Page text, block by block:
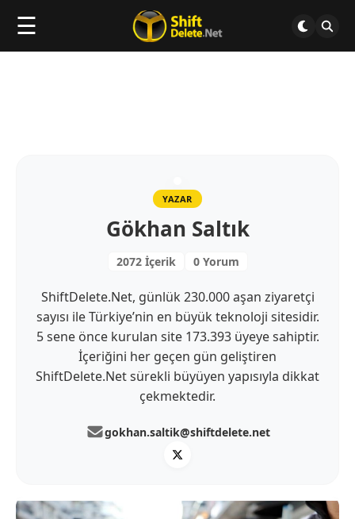
☰
YAZAR
Gökhan Saltık
2072 İçerik 0 Yorum
ShiftDelete.Net, günlük 230.000 aşan ziyaretçi
sayısı ile Türkiye’nin en büyük teknoloji sitesidir.
5 sene önce kurulan site 173.393 üyeye sahiptir.
İçeriğini her geçen gün geliştiren
ShiftDelete.Net sürekli büyüyen yapısıyla dikkat
çekmektedir.
gokhan.saltik@shiftdelete.net